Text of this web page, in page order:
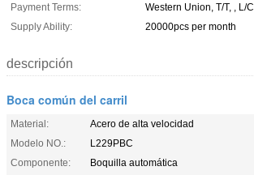
Payment Terms:
Western Union, T/T, , L/C
Supply Ability:
20000pcs per month
descripción
Boca común del carril
Material:
Acero de alta velocidad
Modelo NO.:
L229PBC
Componente:
Boquilla automática